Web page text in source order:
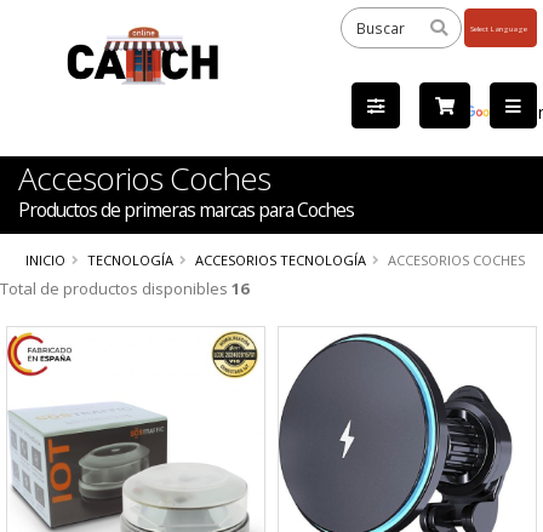
by
Accesorios Coches
Productos de primeras marcas para Coches
INICIO TECNOLOGÍA ACCESORIOS TECNOLOGÍA ACCESORIOS COCHES
Total de productos disponibles 16